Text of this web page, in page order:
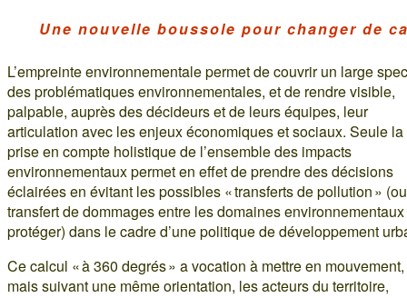
Une nouvelle boussole pour changer de
L’empreinte environnementale permet de couvrir un large
des problématiques environnementales, et de rendre visible,
palpable, auprès des décideurs et de leurs équipes, leur
articulation avec les enjeux économiques et sociaux. Seule la
prise en compte holistique de l’ensemble des impacts
environnementaux permet en effet de prendre des décisions
éclairées en évitant les possibles « transferts de pollution » (ou
transfert de dommages entre les domaines
protéger) dans le cadre d’une politique de développement
Ce calcul « à 360 degrés » a vocation à mettre en mouvement,
mais suivant une même orientation, les acteurs du territoire,